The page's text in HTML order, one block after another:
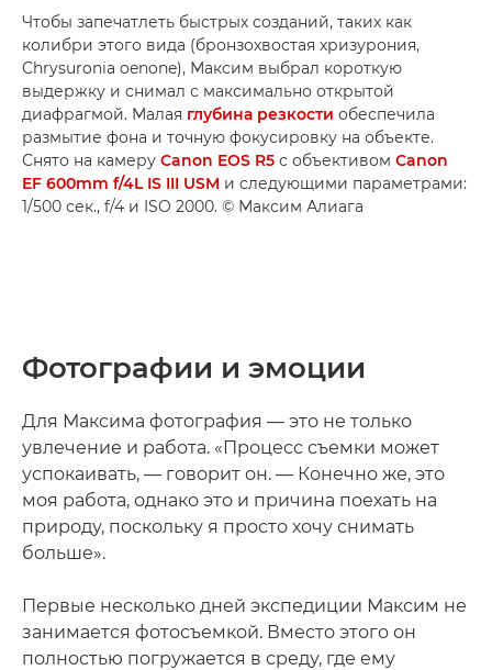
Чтобы запечатлеть быстрых созданий, таких как
колибри этого вида (бронзохвостая хризурония,
Chrysuronia oenone), Максим выбрал короткую
выдержку и снимал с максимально открытой
диафрагмой. Малая глубина резкости обеспечила
размытие фона и точную фокусировку на объекте.
Снято на камеру Canon EOS R5 с объективом Canon
EF 600mm f/4L IS III USM и следующими параметрами:
1/500 сек., f/4 и ISO 2000. © Максим Алиага
Фотографии и эмоции
Для Максима фотография — это не только
увлечение и работа. «Процесс съемки может
успокаивать, — говорит он. — Конечно же, это
моя работа, однако это и причина поехать на
природу, поскольку я просто хочу снимать
больше».
Первые несколько дней экспедиции Максим не
занимается фотосъемкой. Вместо этого он
полностью погружается в среду, где ему